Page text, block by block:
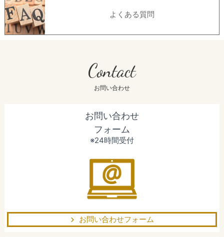
よくある質問
Contact
お問い合わせ
お問い合わせ
フォーム
※24時間受付
お問い合わせフォーム